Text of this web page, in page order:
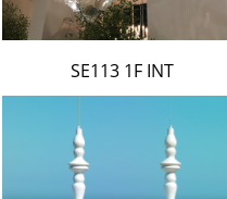
SE113 1F INT